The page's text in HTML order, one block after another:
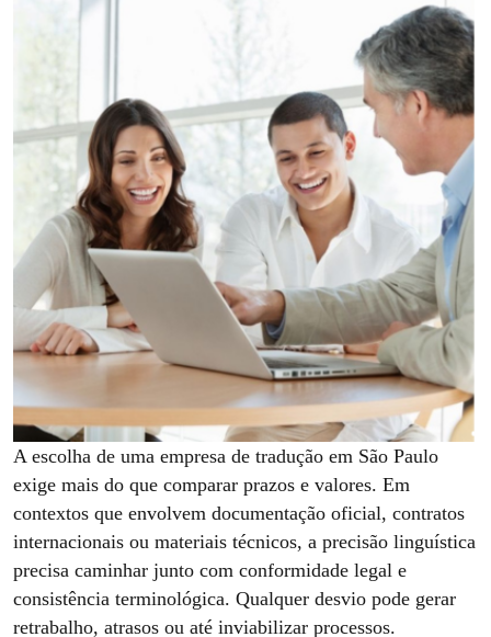
A escolha de uma empresa de tradução em São Paulo
exige mais do que comparar prazos e valores. Em
contextos que envolvem documentação oficial, contratos
internacionais ou materiais técnicos, a precisão linguística
precisa caminhar junto com conformidade legal e
consistência terminológica. Qualquer desvio pode gerar
retrabalho, atrasos ou até inviabilizar processos.